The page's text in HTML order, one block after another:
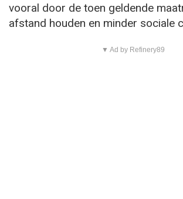
vooral door de toen geldende
afstand houden en minder sociale
▼ Ad by Refinery89